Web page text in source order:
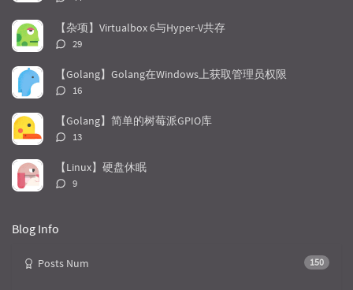
a
r
a
r
t
i
e
o
m
t
数：
【杂项】Virtualbox 6与Hyper-V共存
评
数：
29
【Golang】Golang在Windows上获取管理员权限
评
数：
16
【Golang】简单的树莓派GPIO库
评
数：
13
【Linux】硬盘休眠
评
9
Blog Info
150
Posts Num